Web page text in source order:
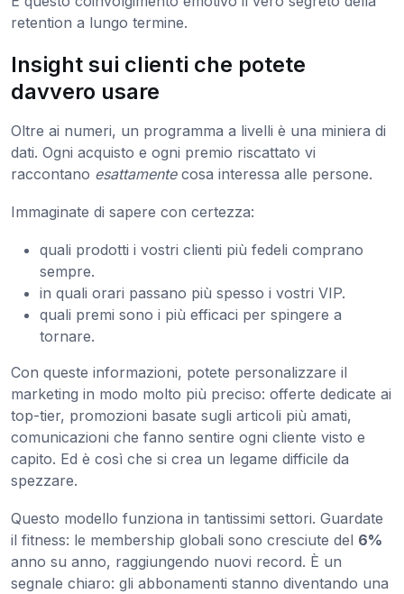
retention a lungo termine.
Insight sui clienti che potete
davvero usare
Oltre ai numeri, un programma a livelli è una miniera di
dati. Ogni acquisto e ogni premio riscattato vi
raccontano esattamentecosa interessa alle persone.
Immaginate di sapere con certezza:
quali prodotti i vostri clienti più fedeli comprano
sempre.
in quali orari passano più spesso i vostri VIP.
quali premi sono i più efficaci per spingere a
tornare.
Con queste informazioni, potete personalizzare il
marketing in modo molto più preciso: offerte dedicate ai
top-tier, promozioni basate sugli articoli più amati,
comunicazioni che fanno sentire ogni cliente visto e
capito. Ed è così che si crea un legame difficile da
spezzare.
Questo modello funziona in tantissimi settori. Guardate
il fitness: le membership globali sono cresciute del 6%
anno su anno, raggiungendo nuovi record. È un
segnale chiaro: gli abbonamenti stanno diventando una